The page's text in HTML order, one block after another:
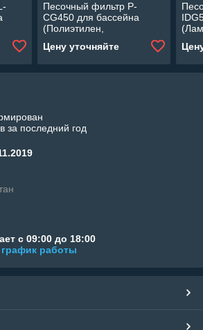
Песочный фильтр P-
CG450 для бассейна
(Полиэтилен,
производительность 8 м3/
ч, диаметр: 450 мм, песок
Цену уточняйте
м3/
за последний год
с 09:00 до 18:00
график работы